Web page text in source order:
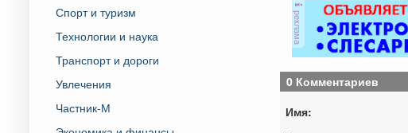
Спорт и туризм
Технологии и наука
Транспорт и дороги
Увлечения
Частник-М
реклама
0 Комментариев
Имя: